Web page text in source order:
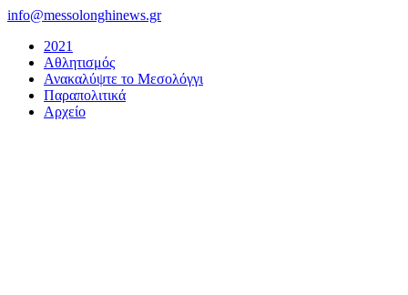
Μετάβαση
περιεχόμενο
info@messolonghinews.gr
2021
Αθλητισμός
Ανακαλύψτε το Μεσολόγγι
Παραπολιτικά
Αρχείο